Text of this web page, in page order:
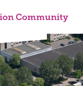
Community